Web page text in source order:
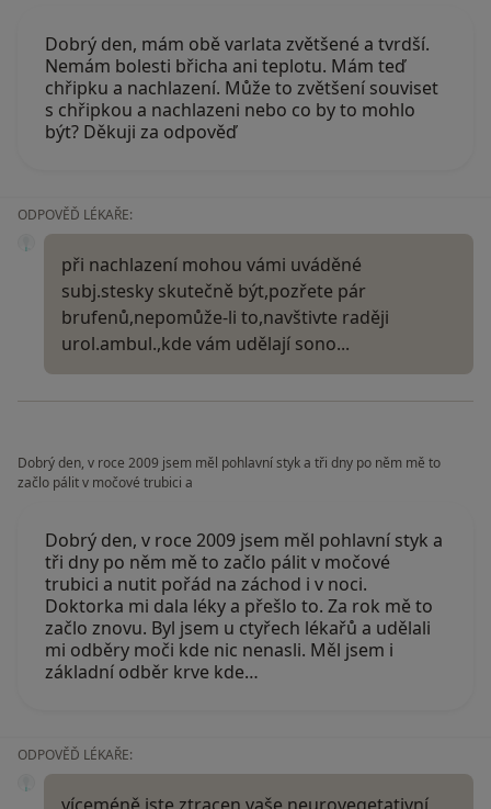
Dobrý den, mám obě varlata zvětšené a tvrdší.
Nemám bolesti břicha ani teplotu. Mám teď
chřipku a nachlazení. Může to zvětšení souviset
s chřipkou a nachlazeni nebo co by to mohlo
být? Děkuji za odpověď
ODPOVĚĎ LÉKAŘE:
při nachlazení mohou vámi uváděné
subj.stesky skutečně být,pozřete pár
brufenů,nepomůže-li to,navštivte raději
urol.ambul.,kde vám udělají sono...
Dobrý den, v roce 2009 jsem měl pohlavní styk a tři dny po něm mě to
začlo pálit v močové trubici a
Dobrý den, v roce 2009 jsem měl pohlavní styk a
tři dny po něm mě to začlo pálit v močové
trubici a nutit pořád na záchod i v noci.
Doktorka mi dala léky a přešlo to. Za rok mě to
začlo znovu. Byl jsem u ctyřech lékařů a udělali
mi odběry moči kde nic nenasli. Měl jsem i
základní odběr krve kde…
ODPOVĚĎ LÉKAŘE: